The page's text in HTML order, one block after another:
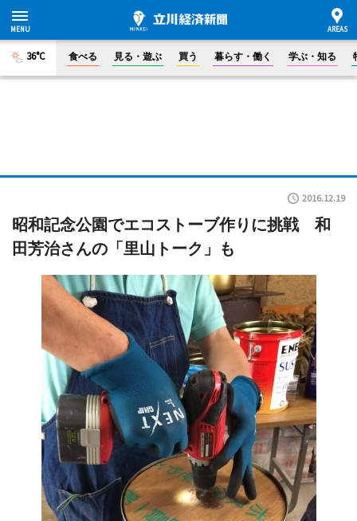
36°C 食べる 見る・遊ぶ 買う 暮らす・働く 学ぶ・知る
2016.12.19
昭和記念公園でエコストーブ作りに挑戦 和
田芳治さんの「里山トーク」も